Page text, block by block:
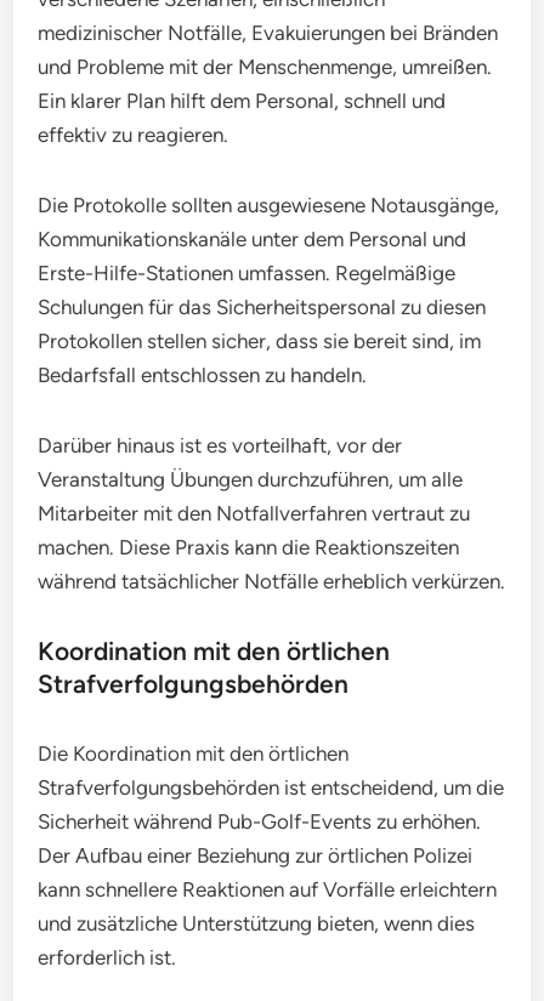
medizinischer Notfälle, Evakuierungen bei Bränden
und Probleme mit der Menschenmenge, umreißen.
Ein klarer Plan hilft dem Personal, schnell und
effektiv zu reagieren.
Die Protokolle sollten ausgewiesene Notausgänge,
Kommunikationskanäle unter dem Personal und
Erste-Hilfe-Stationen umfassen. Regelmäßige
Schulungen für das Sicherheitspersonal zu diesen
Protokollen stellen sicher, dass sie bereit sind, im
Bedarfsfall entschlossen zu handeln.
Darüber hinaus ist es vorteilhaft, vor der
Veranstaltung Übungen durchzuführen, um alle
Mitarbeiter mit den Notfallverfahren vertraut zu
machen. Diese Praxis kann die Reaktionszeiten
während tatsächlicher Notfälle erheblich verkürzen.
Koordination mit den örtlichen
Strafverfolgungsbehörden
Die Koordination mit den örtlichen
Strafverfolgungsbehörden ist entscheidend, um die
Sicherheit während Pub-Golf-Events zu erhöhen.
Der Aufbau einer Beziehung zur örtlichen Polizei
kann schnellere Reaktionen auf Vorfälle erleichtern
und zusätzliche Unterstützung bieten, wenn dies
erforderlich ist.